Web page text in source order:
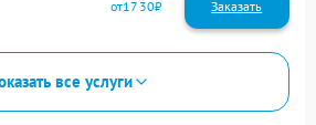
1730
все услуги